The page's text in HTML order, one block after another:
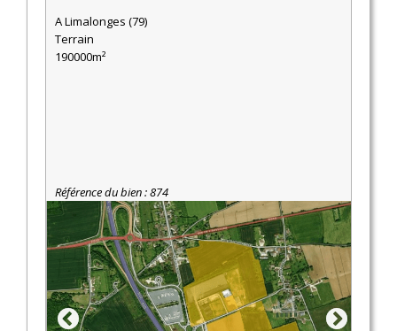
A Limalonges (79)
Terrain
190000m²
Référence du bien : 874